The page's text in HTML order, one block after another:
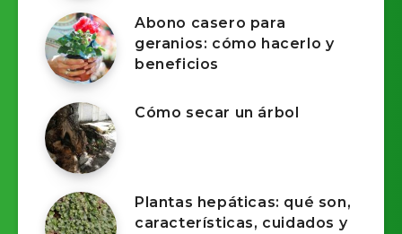
Abono casero para
geranios: cómo hacerlo y
beneficios
Cómo secar un árbol
Plantas hepáticas: qué son,
características, cuidados y